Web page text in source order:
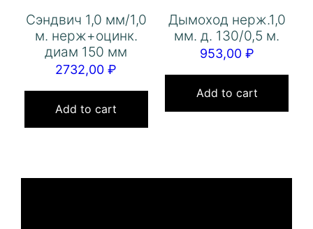
Сэндвич 1,0 мм/1,0
м. нерж+оцинк.
диам 150 мм
2732,00₽
Add to cart
Дымоход нерж.1,0
мм. д. 130/0,5 м.
953,00 ₽
Add to cart